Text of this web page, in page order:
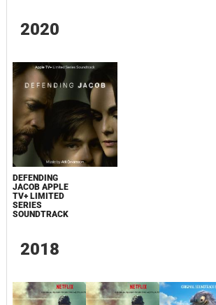
2020
DEFENDING
JACOB APPLE
TV+ LIMITED
SERIES
SOUNDTRACK
2018